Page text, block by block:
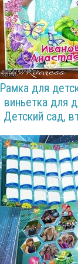
Рамка для
виньетка для
Детский сад,